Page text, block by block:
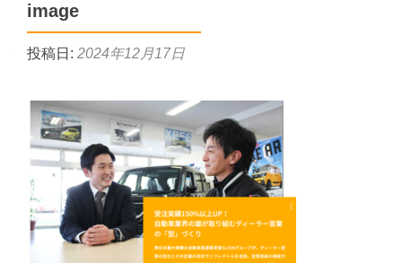
image
投稿日: 2024年12月17日